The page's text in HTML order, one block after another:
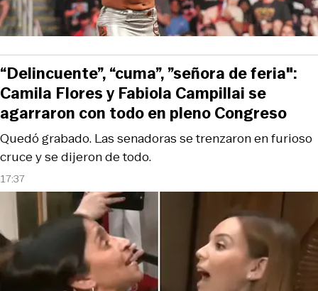
17:37
Quedó grabado. Las senadoras se trenzaron en furioso
cruce y se dijeron de todo.
“Delincuente”, “cuma”, ”señora de feria":
Camila Flores y Fabiola Campillai se
agarraron con todo en pleno Congreso